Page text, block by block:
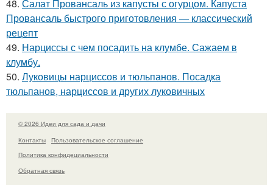
48. Салат Провансаль из капусты с огурцом. Капуста
Провансаль быстрого приготовления — классический
рецепт
49. Нарциссы с чем посадить на клумбе. Сажаем в
клумбу.
50. Луковицы нарциссов и тюльпанов. Посадка
тюльпанов, нарциссов и других луковичных
© 2026 Идеи для сада и дачи
Контакты
Пользовательское соглашение
Политика конфидециальности
Обратная связь